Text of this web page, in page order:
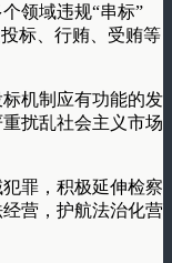
领域违规“串标”
标、行贿、受贿等
机制应有功能的发
扰乱社会主义市场
罪，积极延伸检察
营，护航法治化营